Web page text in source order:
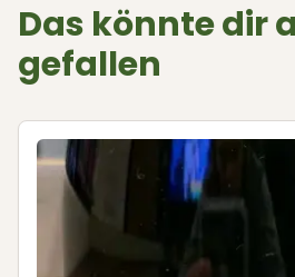
Das könnte dir
gefallen